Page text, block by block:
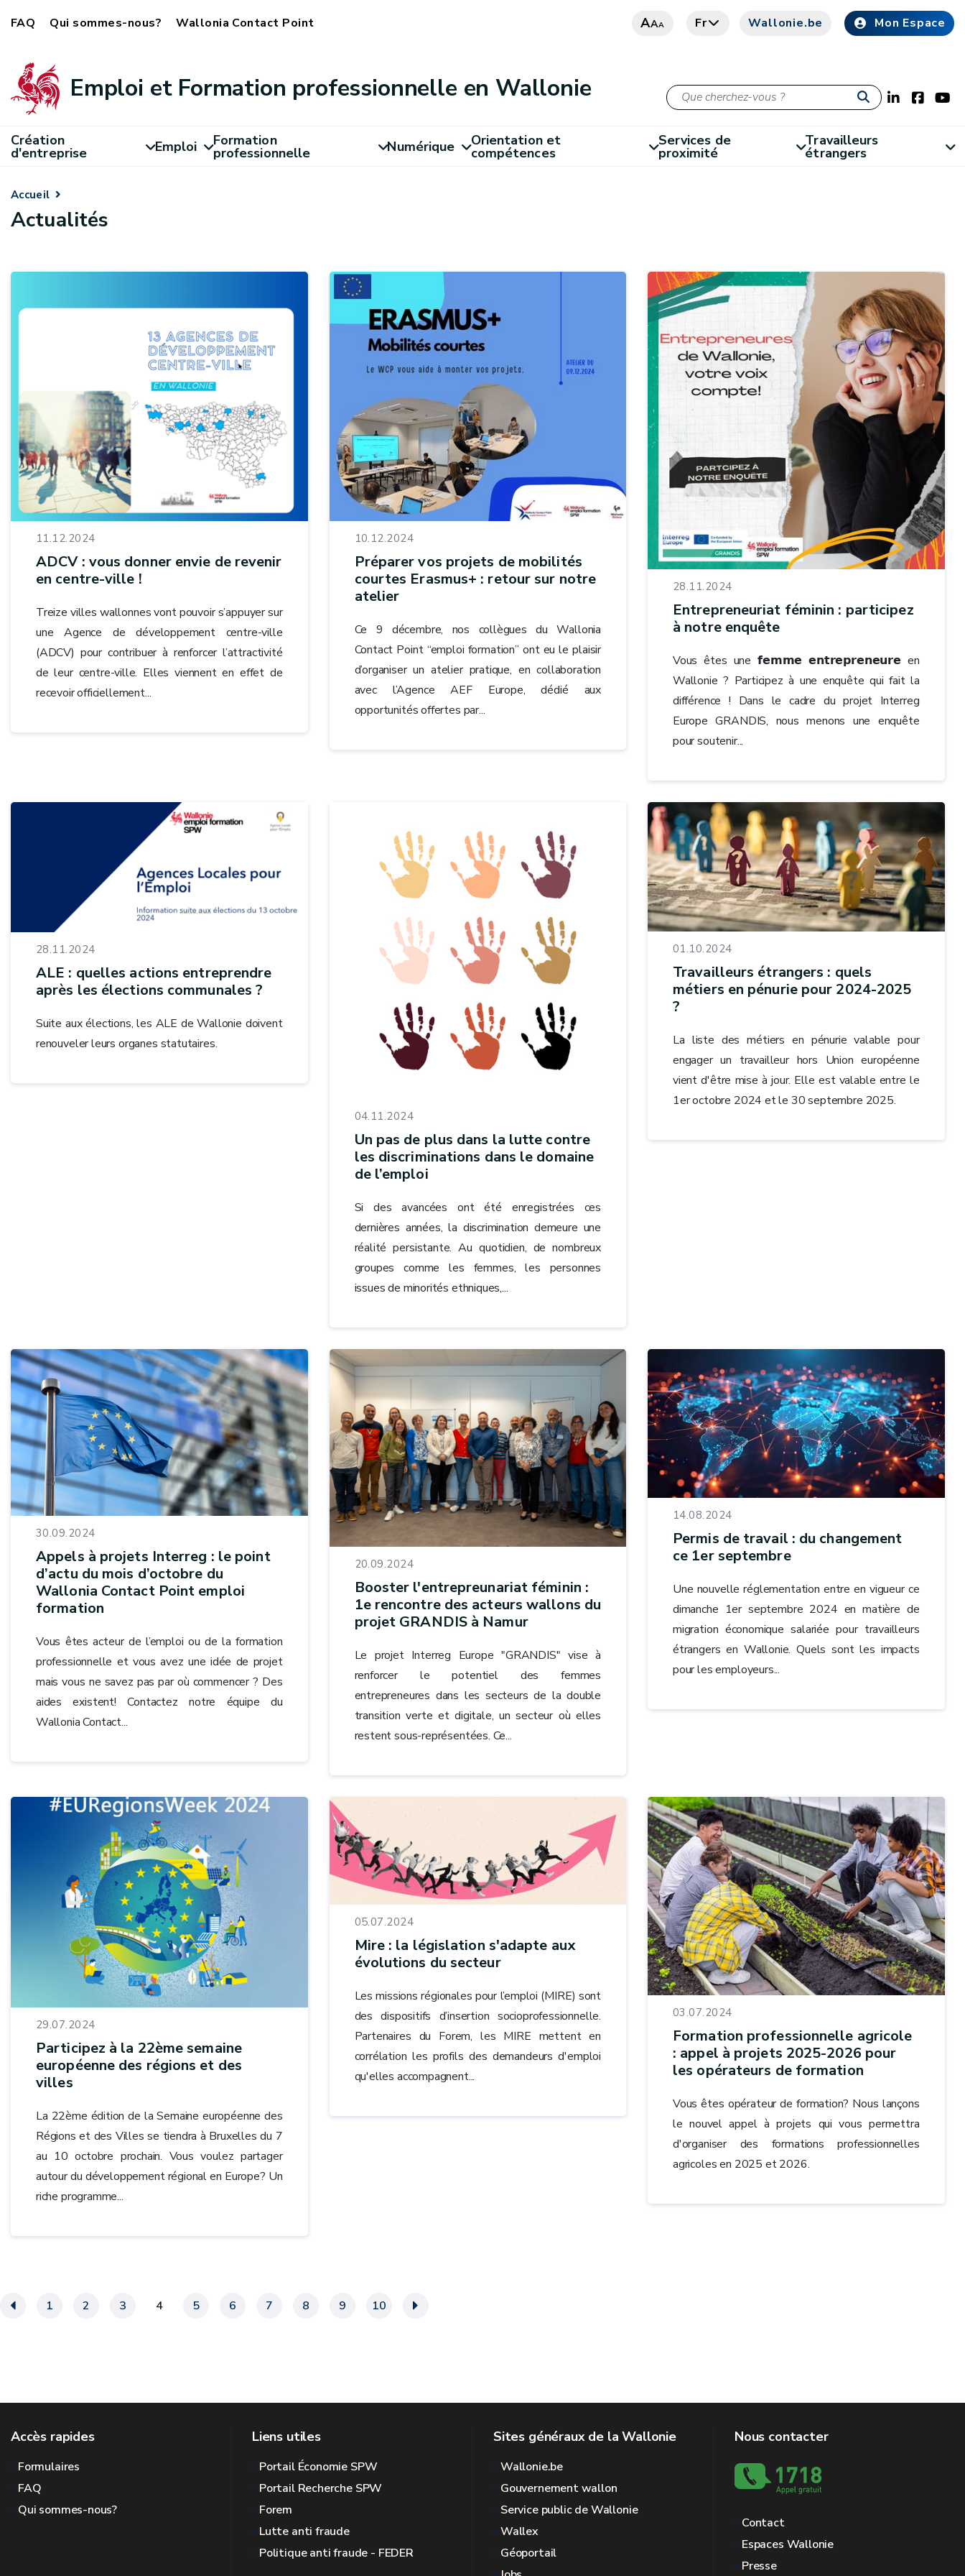
FAQ Qui sommes-nous? Wallonia Contact Point AAA Fr Wallonie.be Mon Espace
Emploi et Formation professionnelle en Wallonie
Création
d'entreprise Emploi Formation
professionnelle Numérique Orientation et
compétences
Services de
proximité
Travailleurs
étrangers
Accueil
Actualités
11.12.2024
ADCV : vous donner envie de revenir
en centre-ville !
Treize villes wallonnes vont pouvoir s’appuyer sur
une Agence de développement centre-ville
(ADCV) pour contribuer à renforcer l’attractivité
de leur centre-ville. Elles viennent en effet de
recevoir officiellement...
10.12.2024
Préparer vos projets de mobilités
courtes Erasmus+ : retour sur notre
atelier
Ce 9 décembre, nos collègues du Wallonia
Contact Point “emploi formation” ont eu le plaisir
d’organiser un atelier pratique, en collaboration
avec l’Agence AEF Europe, dédié aux
opportunités offertes par...
28.11.2024
Entrepreneuriat féminin : participez
à notre enquête
Vous êtes une 𝗳𝗲𝗺𝗺𝗲 𝗲𝗻𝘁𝗿𝗲𝗽𝗿𝗲𝗻𝗲𝘂𝗿𝗲 en
Wallonie ? Participez à une enquête qui fait la
différence ! Dans le cadre du projet Interreg
Europe GRANDIS, nous menons une enquête
pour soutenir...
28.11.2024
ALE : quelles actions entreprendre
après les élections communales ?
Suite aux élections, les ALE de Wallonie doivent
renouveler leurs organes statutaires.
04.11.2024
Un pas de plus dans la lutte contre
les discriminations dans le domaine
de l’emploi
Si des avancées ont été enregistrées ces
dernières années, la discrimination demeure une
réalité persistante. Au quotidien, de nombreux
groupes comme les femmes, les personnes
issues de minorités ethniques,...
01.10.2024
Travailleurs étrangers : quels
métiers en pénurie pour 2024-2025
?
La liste des métiers en pénurie valable pour
engager un travailleur hors Union européenne
vient d'être mise à jour. Elle est valable entre le
1er octobre 2024 et le 30 septembre 2025.
30.09.2024
Appels à projets Interreg : le point
d’actu du mois d’octobre du
Wallonia Contact Point emploi
formation
Vous êtes acteur de l’emploi ou de la formation
professionnelle et vous avez une idée de projet
mais vous ne savez pas par où commencer ? Des
aides existent! Contactez notre équipe du
Wallonia Contact...
20.09.2024
Booster l'entrepreunariat féminin :
1e rencontre des acteurs wallons du
projet GRANDIS à Namur
Le projet Interreg Europe "GRANDIS" vise à
renforcer le potentiel des femmes
entrepreneures dans les secteurs de la double
transition verte et digitale, un secteur où elles
restent sous-représentées. Ce...
14.08.2024
Permis de travail : du changement
ce 1er septembre
Une nouvelle réglementation entre en vigueur ce
dimanche 1er septembre 2024 en matière de
migration économique salariée pour travailleurs
étrangers en Wallonie. Quels sont les impacts
pour les employeurs...
29.07.2024
Participez à la 22ème semaine
européenne des régions et des
villes
La 22ème édition de la Semaine européenne des
Régions et des Villes se tiendra à Bruxelles du 7
au 10 octobre prochain. Vous voulez partager
autour du développement régional en Europe? Un
riche programme...
05.07.2024
Mire : la législation s'adapte aux
évolutions du secteur
Les missions régionales pour l’emploi (MIRE) sont
des dispositifs d’insertion socioprofessionnelle.
Partenaires du Forem, les MIRE mettent en
corrélation les profils des demandeurs d'emploi
qu'elles accompagnent...
03.07.2024
Formation professionnelle agricole
: appel à projets 2025-2026 pour
les opérateurs de formation
Vous êtes opérateur de formation? Nous lançons
le nouvel appel à projets qui vous permettra
d'organiser des formations professionnelles
agricoles en 2025 et 2026.
« 1 2 3 4 5 6 7 8 9 10 »
Accès rapides
Formulaires
FAQ
Qui sommes-nous?
Liens utiles
Portail Économie SPW
Portail Recherche SPW
Forem
Lutte anti fraude
Politique anti fraude - FEDER
Sites généraux de la Wallonie
Wallonie.be
Gouvernement wallon
Service public de Wallonie
Wallex
Géoportail
Nous contacter
Contact
Espaces Wallonie
Presse